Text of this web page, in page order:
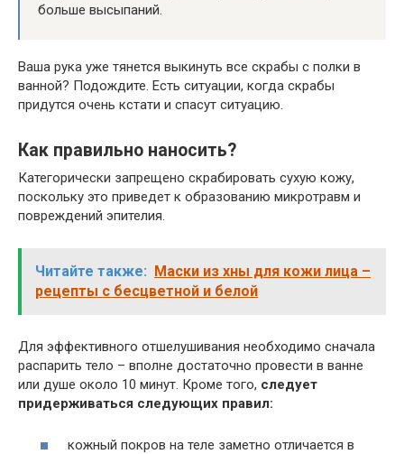
больше высыпаний.
Ваша рука уже тянется выкинуть все скрабы с полки в
ванной? Подождите. Есть ситуации, когда скрабы
придутся очень кстати и спасут ситуацию.
Как правильно наносить?
Категорически запрещено скрабировать сухую кожу,
поскольку это приведет к образованию микротравм и
повреждений эпителия.
Читайте также: Маски из хны для кожи лица –
рецепты с бесцветной и белой
Для эффективного отшелушивания необходимо сначала
распарить тело – вполне достаточно провести в ванне
или душе около 10 минут. Кроме того, следует
придерживаться следующих правил:
кожный покров на теле заметно отличается в